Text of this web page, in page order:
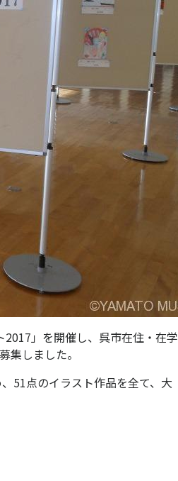
」を開催し、呉市在住・在学
集しました。
51点のイラスト作品を全て、大